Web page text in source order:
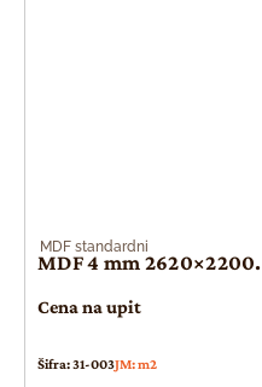
MDF standardni
MDF 4 mm 2620×2200.
Cena na upit
Šifra: 31-003JM: m2